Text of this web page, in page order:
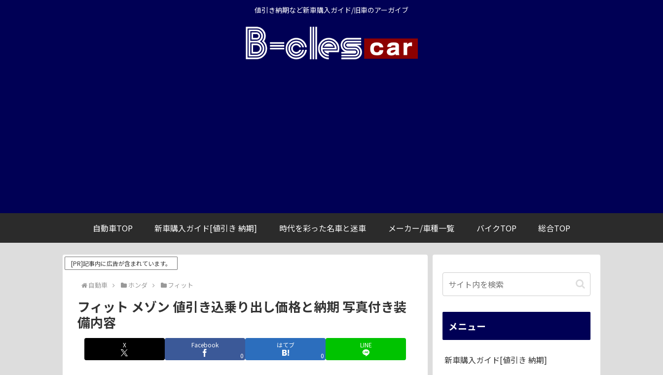
値引き納期など新車購入ガイド/旧車のアーガイブ
自動車TOP 新車購入ガイド[値引き 納期] 時代を彩った名車と迷車 メーカー/車種一覧 バイクTOP 総合TOP
[PR]記事内に広告が含まれています。
自動車 ホンダ フィット
フィット メゾン 値引き込乗り出し価格と納期 写真付き装
備内容
X
Facebook
0
はてブ
0
LINE
メニュー
新車購入ガイド[値引き 納期]